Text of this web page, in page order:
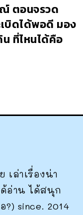
ตอนจรวด
บิดได้พอดี มอง
ที่ไหนได้คือ
เล่าเรื่องน่า
อ่าน ได้สนุก
?) since. 2014